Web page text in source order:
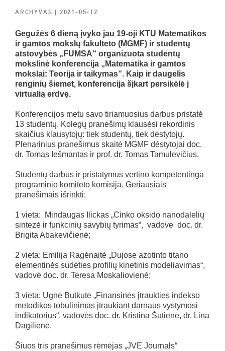
ARCHYVAS | 2021-05-12
Gegužės 6 dieną įvyko jau 19-oji KTU Matematikos
ir gamtos mokslų fakulteto (MGMF) ir studentų
atstovybės „FUMSA“ organizuota studentų
mokslinė konferencija „Matematika ir gamtos
mokslai: Teorija ir taikymas”. Kaip ir daugelis
renginių šiemet, konferencija šįkart persikėlė į
virtualią erdvę.
Konferencijos metu savo tiriamuosius darbus pristatė
13 studentų. Kolegų pranešimų klausėsi rekordinis
skaičius klausytojų: tiek studentų, tiek dėstytojų.
Plenarinius pranešimus skaitė MGMF dėstytojai doc.
dr. Tomas Iešmantas ir prof. dr. Tomas Tamulevičius.
Studentų darbus ir pristatymus vertino kompetentinga
programinio komiteto komisija. Geriausiais
pranešimais išrinkti:
1 vieta: Mindaugas Ilickas „Cinko oksido nanodalelių
sintezė ir funkcinių savybių tyrimas“, vadovė doc. dr.
Brigita Abakevičienė;
2 vieta: Emilija Ragėnaitė „Dujose azotinto titano
elementinės sudėties profilių kinetinis modeliavimas“,
vadovė doc. dr. Teresa Moskaliovienė;
3 vieta: Ugnė Butkutė „Finansinės įtraukties indekso
metodikos tobulinimas įtraukiant darnaus vystymosi
indikatorius“, vadovės doc. dr. Kristina Šutienė, dr. Lina
Dagilienė.
Šiuos tris pranešimus rėmėjas „JVE Journals“